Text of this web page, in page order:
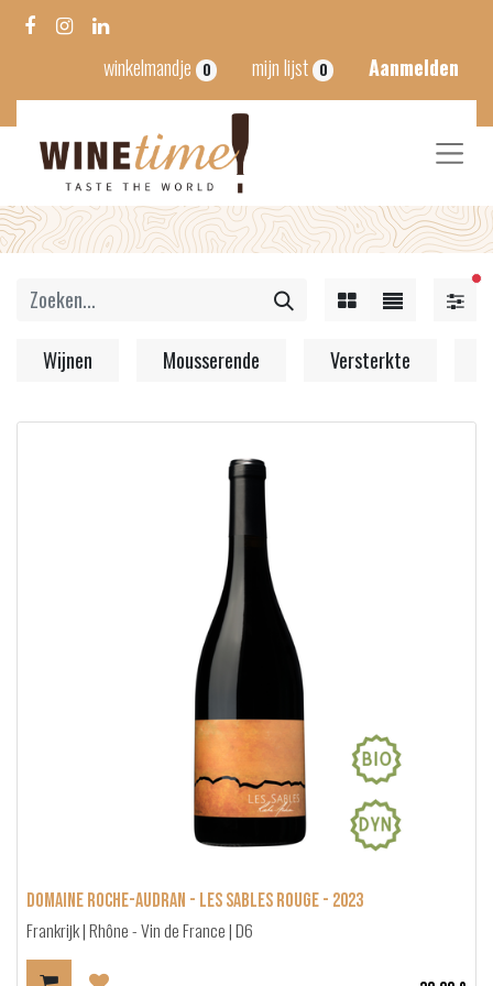
winkelmandje 0 mijn lijst 0 Aanmelden
Wijnen Mousserende Versterkte
Domaine Roche-Audran - Les Sables Rouge - 2023
Frankrijk | Rhône - Vin de France | D6